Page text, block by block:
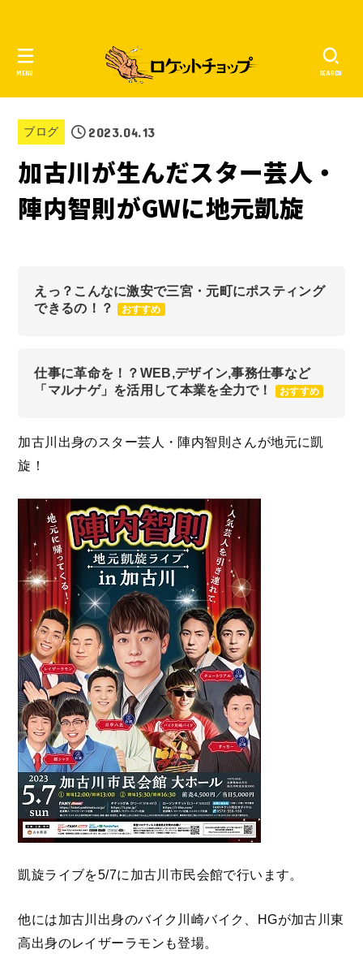
SEARCH
MENU
ブログ 2023.04.13
加古川が生んだスター芸人・
陣内智則がGWに地元凱旋
えっ？こんなに激安で三宮・元町にポスティング
できるの！？
おすすめ
仕事に革命を！？WEB,デザイン,事務仕事など
「マルナゲ」を活用して本業を全力で！
おすすめ
加古川出身のスター芸人・陣内智則さんが地元に凱
旋！
凱旋ライブを5/7に加古川市民会館で行います。
他には加古川出身のバイク川崎バイク、HGが加古川東
高出身のレイザーラモンも登場。